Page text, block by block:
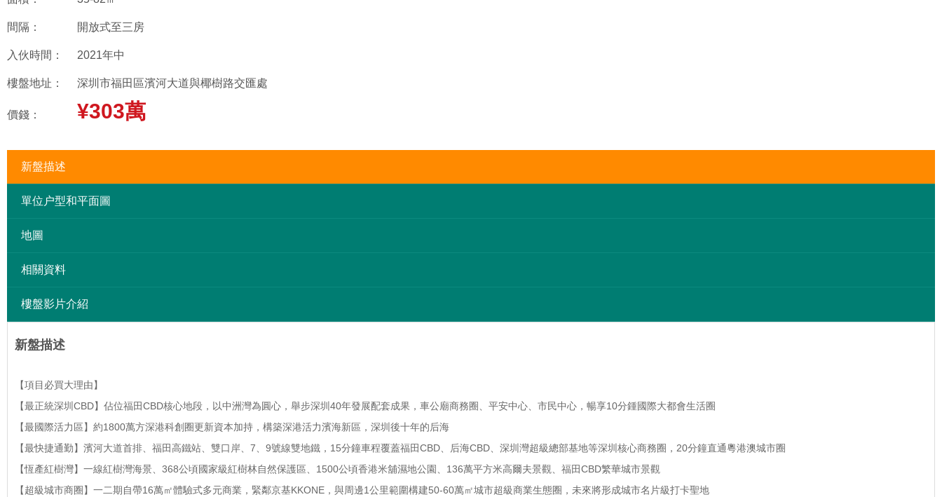
間隔： 開放式至三房
入伙時間： 2021年中
樓盤地址： 深圳市福田區濱河大道與椰樹路交匯處
價錢： ¥303萬
新盤描述
單位户型和平面圖
地圖
相關資料
樓盤影片介紹
新盤描述
【項目必買大理由】
【最正統深圳 CBD】佔位福田CBD核心地段，以中洲灣為圓心，舉步深圳 40年發展配套成果，車公廟商務圈、平安中心、市民中心，暢享10分鍾國際大都會生活圈
【最國際活力區】約1800萬方深港科創圈更新資本加持，構築深港活力濱海新區，深圳後十年的后海
【最快捷通勤】濱河大道首排、福田高鐵站、雙口岸、 7 9號線雙地鐵， 15分鐘車程覆蓋福田CBD 、后海CBD 、深圳灣超級總部基地等深圳核心商務圈， 20分鐘直通粵港澳城市圈
【恆產紅樹灣】一線紅樹灣海景、 368公頃國家級紅樹林自然保護區、 1500公頃香港米舖濕地公園、 136萬平方米高爾夫景觀、福田CBD繁華城市景觀
【超級城市商圈】一二期自帶16萬㎡體驗式多元商業，緊鄰京基KKONE ，與周邊1公里範圍構建50-60萬㎡城市超級商業生態圈，未來將形成城市名片級打卡聖地